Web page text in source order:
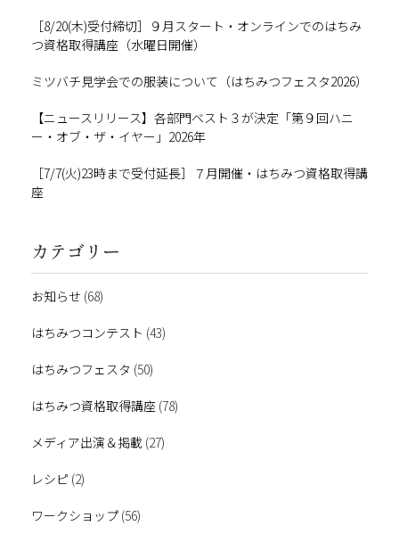
［8/20(木)受付締切］９月スタート・オンラインでのはちみ
つ資格取得講座（水曜日開催）
ミツバチ見学会での服装について（はちみつフェスタ2026）
【ニュースリリース】各部門ベスト３が決定「第９回ハニ
ー・オブ・ザ・イヤー」2026年
［7/7(火)23時まで受付延長］７月開催・はちみつ資格取得講
座
カテゴリー
お知らせ (68)
はちみつコンテスト (43)
はちみつフェスタ (50)
はちみつ資格取得講座 (78)
メディア出演＆掲載 (27)
レシピ (2)
ワークショップ (56)